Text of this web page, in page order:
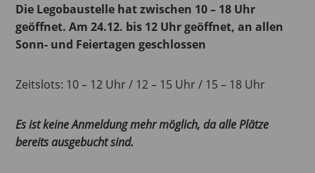
Die Legobaustelle hat zwischen 10 – 18 Uhr
geöffnet. Am 24.12. bis 12 Uhr geöffnet, an allen
Sonn- und Feiertagen geschlossen
Zeitslots: 10 – 12 Uhr / 12 – 15 Uhr / 15 – 18 Uhr
Es ist keine Anmeldung mehr möglich, da alle Plätze
bereits ausgebucht sind.